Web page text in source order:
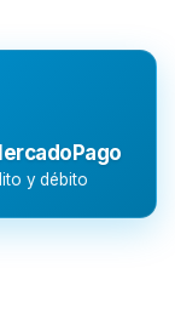
y débito